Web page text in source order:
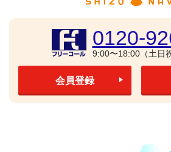
0120-
9:00〜18:00（土日
会員登録